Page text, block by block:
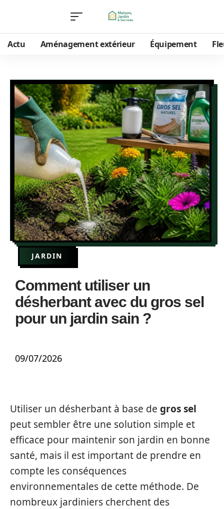
Actu Aménagement extérieur Équipement
JARDIN
Comment utiliser un
désherbant avec du gros sel
pour un jardin sain ?
09/07/2026
Utiliser un désherbant à base de gros sel
peut sembler être une solution simple et
efficace pour maintenir son jardin en bonne
santé, mais il est important de prendre en
compte les conséquences
environnementales de cette méthode. De
nombreux jardiniers cherchent des